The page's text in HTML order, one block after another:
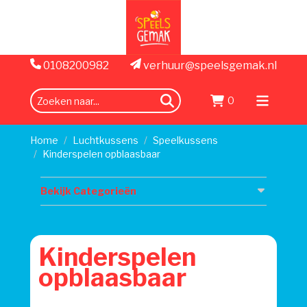
0108200982 verhuur@speelsgemak.nl
zoeken 0
Menu
Home
Luchtkussens
Speelkussens
Kinderspelen opblaasbaar
Bekijk Categorieën
Kinderspelen
opblaasbaar